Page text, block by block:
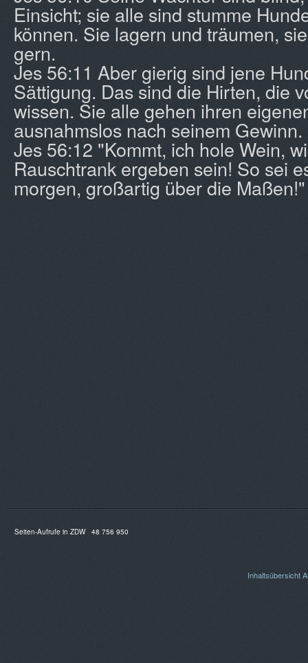
Einsicht; sie alle sind stumme
können. Sie lagern und träumen,
gern.
Jes 56:11 Aber gierig sind jene
Sättigung. Das sind die Hirten, die
wissen. Sie alle gehen ihren
ausnahmslos nach seinem Gewinn.
Jes 56:12 "Kommt, ich hole Wein,
Rauschtrank ergeben sein! So sei
morgen, großartig über die Maßen!"
Seiten-Aufrufe in ZDW 48 756 950
Inhaltsübersicht